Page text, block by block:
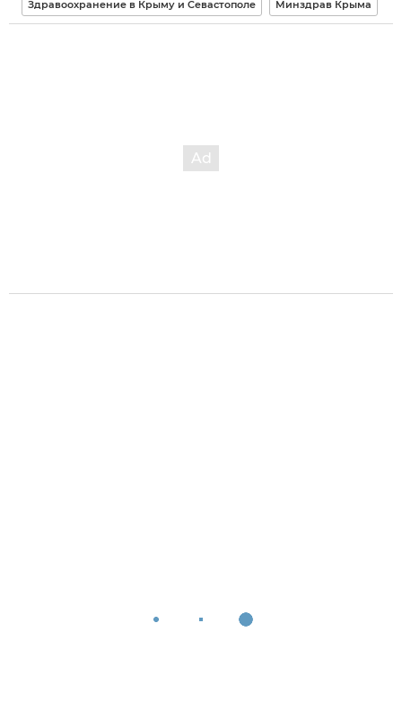
Здравоохранение в Крыму и Севастополе Минздрав Крыма